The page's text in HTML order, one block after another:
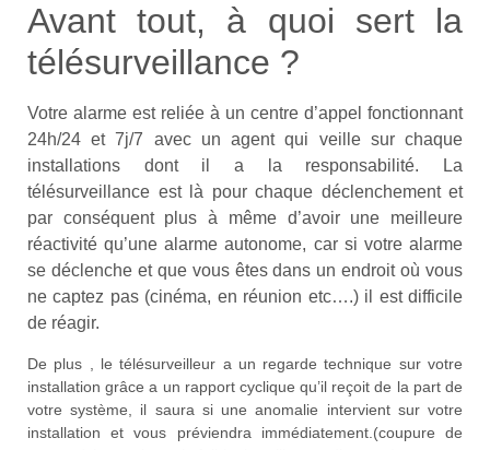
Avant tout, à quoi sert la
télésurveillance ?
Votre alarme est reliée à un centre d’appel fonctionnant
24h/24 et 7j/7 avec un agent qui veille sur chaque
installations dont il a la responsabilité. La
télésurveillance est là pour chaque déclenchement et
par conséquent plus à même d’avoir une meilleure
réactivité qu’une alarme autonome, car si votre alarme
se déclenche et que vous êtes dans un endroit où vous
ne captez pas (cinéma, en réunion etc….) il est difficile
de réagir.
De plus , le télésurveilleur a un regarde technique sur votre
installation grâce a un rapport cyclique qu’il reçoit de la part de
votre système, il saura si une anomalie intervient sur votre
installation et vous préviendra immédiatement.(coupure de